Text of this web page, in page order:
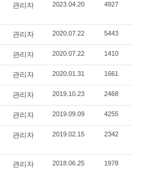
관리자 2023.04.20 4927
관리자 2020.07.22 5443
관리자 2020.07.22 1410
관리자 2020.01.31 1661
관리자 2019.10.23 2468
관리자 2019.09.09 4255
관리자 2019.02.15 2342
관리자 2018.06.25 1978